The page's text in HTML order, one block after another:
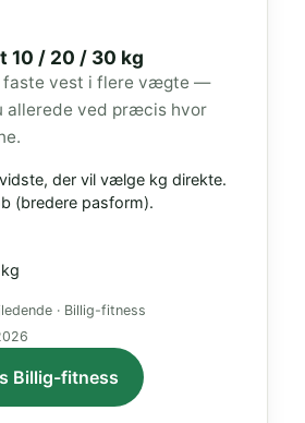
10 / 20 / 30 kg
faste vest i flere vægte —
allerede ved præcis hvor
der vil vælge kg direkte.
(bredere pasform).
· Billig-fitness
Billig-fitness